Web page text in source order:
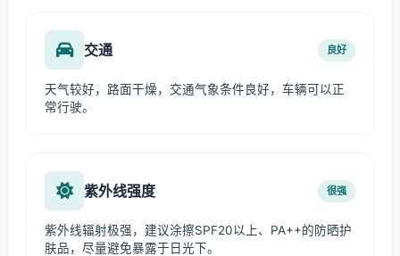
交通 良好
天气较好，路面干燥，交通气象条件良好，车辆可以正
常行驶。
紫外线强度 很强
紫外线辐射极强，建议涂擦SPF20以上、PA++的防晒护
肤品，尽量避免暴露于日光下。